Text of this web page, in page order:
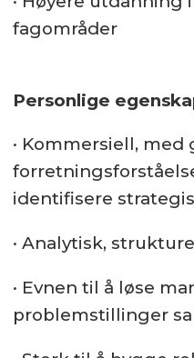
fagområder
Personlige
· Kommersiell, med
identifisere
· Analytisk,
· Evnen til å løse
problemstillinger